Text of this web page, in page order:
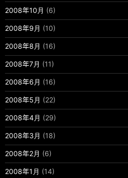
2008年10月 (6)
2008年9月 (10)
2008年8月 (16)
2008年7月 (11)
2008年6月 (16)
2008年5月 (22)
2008年4月 (29)
2008年3月 (18)
2008年2月 (6)
2008年1月 (14)